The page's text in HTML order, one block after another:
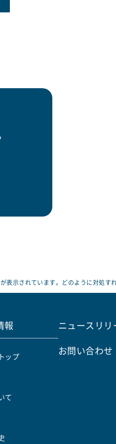
示されています。どのように対処す
報
ップ
て
ニュースリリ
お問い合わせ